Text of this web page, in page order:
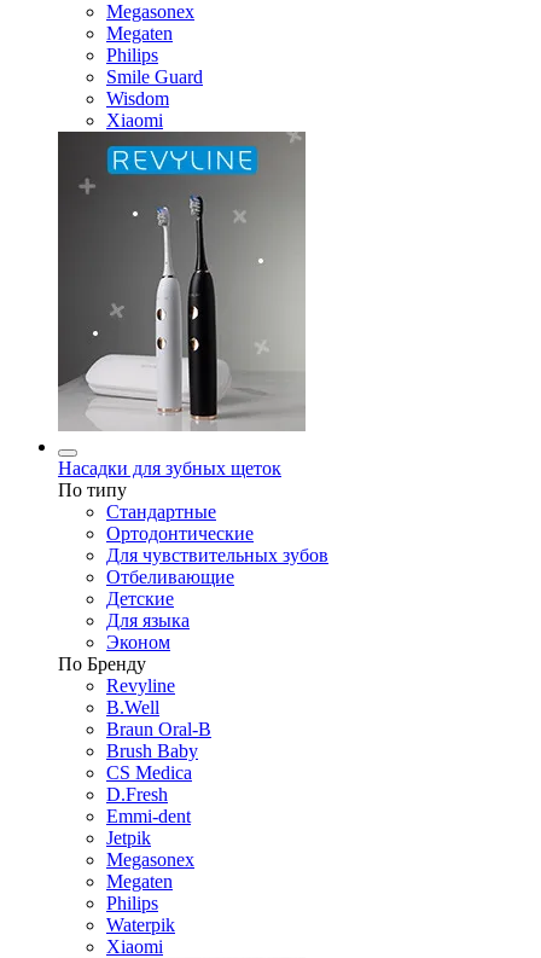
Megasonex
Megaten
Philips
Smile Guard
Wisdom
Xiaomi
Насадки для зубных щеток
По типу
Стандартные
Ортодонтические
Для чувствительных зубов
Отбеливающие
Детские
Для языка
Эконом
По Бренду
Revyline
B.Well
Braun Oral-B
Brush Baby
CS Medica
D.Fresh
Emmi-dent
Jetpik
Megasonex
Megaten
Philips
Waterpik
Xiaomi